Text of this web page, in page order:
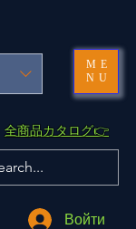
ME
NU
​全商品カタログ👉
Войти